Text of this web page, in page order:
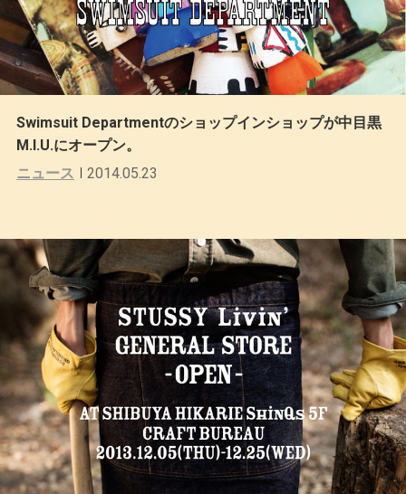
Swimsuit Departmentのショップインショップが中目黒
M.I.U.にオープン。
ニュース
2014.05.23